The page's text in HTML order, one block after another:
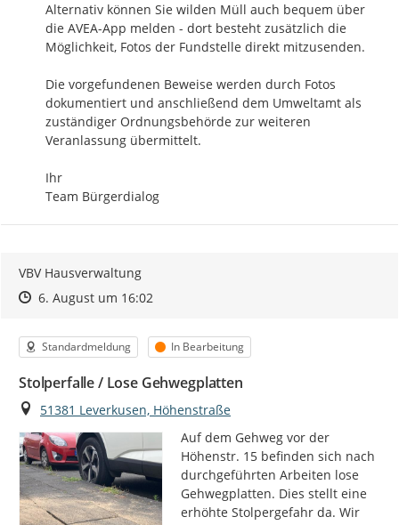
Alternativ können Sie wilden Müll auch bequem über
die AVEA-App melden - dort besteht zusätzlich die
Möglichkeit, Fotos der Fundstelle direkt mitzusenden.
Die vorgefundenen Beweise werden durch Fotos
dokumentiert und anschließend dem Umweltamt als
zuständiger Ordnungsbehörde zur weiteren
Veranlassung übermittelt.
Ihr
Team Bürgerdialog
VBV Hausverwaltung
Zeitpunkt des Erstellens
Zeitpunkt des Erstellens
6. August um 16:02Zur Äußerung
Kategorie
Standardmeldung Status
In Bearbeitung
Stolperfalle / Lose Gehwegplatten
Ort
51381 Leverkusen, Höhenstraße
Auf dem Gehweg vor der
Höhenstr. 15 befinden sich nach
durchgeführten Arbeiten lose
Gehwegplatten. Dies stellt eine
erhöhte Stolpergefahr da. Wir